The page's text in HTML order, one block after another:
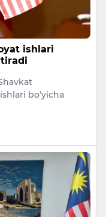
ishlari
bo‘yicha